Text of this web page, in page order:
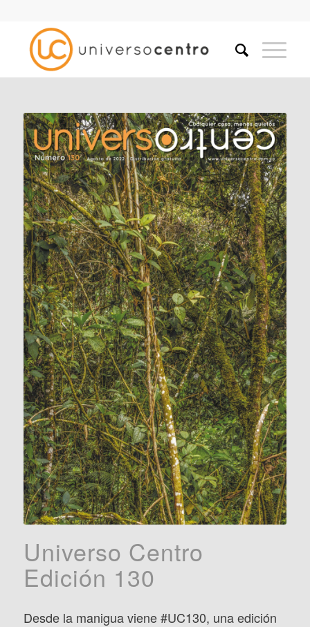
Universo Centro
Edición 130
Desde la manigua viene#UC130, una edición